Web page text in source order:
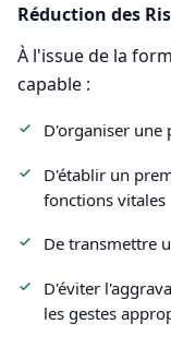
Réduction des
À l'issue de la
capable :
D'organiser une
D'établir un
fonctions vitales
De transmettre
D'éviter
les gestes